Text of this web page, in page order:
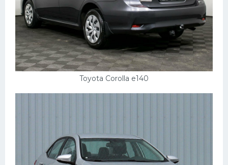
Toyota Corolla e140
Разное
Автомобили
Красивые фото машин
УРАЛ
Русские авто